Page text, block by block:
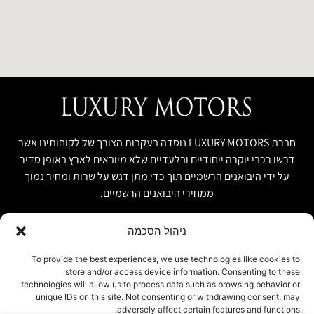
ניהול הסכמה
To provide the best experiences, we use technologies like cookies to
store and/or access device information. Consenting to these
technologies will allow us to process data such as browsing behavior or
unique IDs on this site. Not consenting or withdrawing consent, may
adversely affect certain features and functions.
חברת LUXURY MOTORS נוסדה בעקבות הצורך של לקוחותינו אשר
דרשו רכבי יוקרה ייחודיים ובלעדיים שלא מיובאים לארץ באופן סדיר
על ידי היבואנים הרשמיים תוך כדי מתן דגש על שרות ומחיר נמוך
ממחירי היבואנים הרשמיים.
אודות
יבוא אישי ויבוא מקביל
074-7408590
office@luxury-motors.co.il